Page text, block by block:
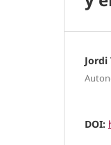
Jordi
DOI: